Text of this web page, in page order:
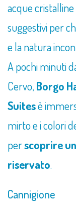
acque
suggestivi per
e la natura
A pochi minuti
Cervo, Borgo
Suitesè
mirto e i colori
perscoprire
riservato.
Cannigione